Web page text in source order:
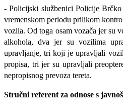
-Policijski službenici Policije
vremenskom periodu prilikom
vozila. Od toga osam vozača jer su
alkohola, dva jer su vozilima
upravljanje, tri koji je upravljali
propisa, tri jer su upravljali
nepropisnog prevoza tereta.
Stručni referent za odnose s